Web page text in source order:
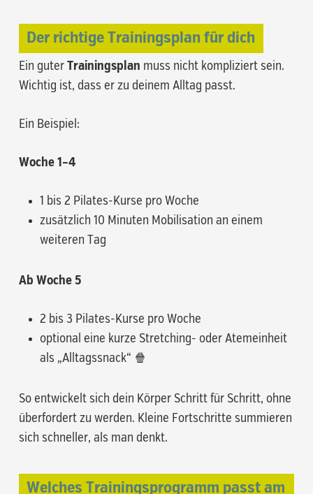
Der richtige Trainingsplan für dich
Ein guter Trainingsplan muss nicht kompliziert sein.
Wichtig ist, dass er zu deinem Alltag passt.
Ein Beispiel:
Woche 1–4
1 bis 2 Pilates-Kurse pro Woche
zusätzlich 10 Minuten Mobilisation an einem
weiteren Tag
Ab Woche 5
2 bis 3 Pilates-Kurse pro Woche
optional eine kurze Stretching- oder Atemeinheit
als „Alltagssnack“ 🍿
So entwickelt sich dein Körper Schritt für Schritt, ohne
überfordert zu werden. Kleine Fortschritte summieren
sich schneller, als man denkt.
Welches Trainingsprogramm passt am